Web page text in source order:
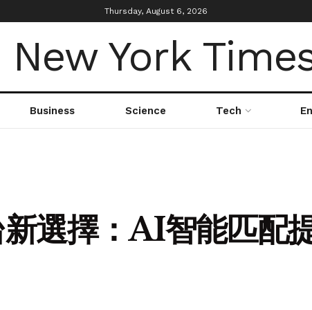
Thursday, August 6, 2026
Business Science Tech
選擇：AI智能匹配